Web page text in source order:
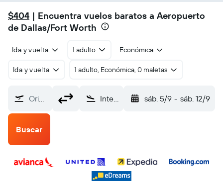
$404 | Encuentra vuelos baratos a Aeropuerto
de Dallas/Fort Worth
Ida y vuelta 1 adulto Económica
Ida y vuelta 1 adulto, Económica, 0 maletas
Origen Internacional de Dallas-Fort Worth (DFW) sáb. 5/9 - sáb. 12/9
Buscar